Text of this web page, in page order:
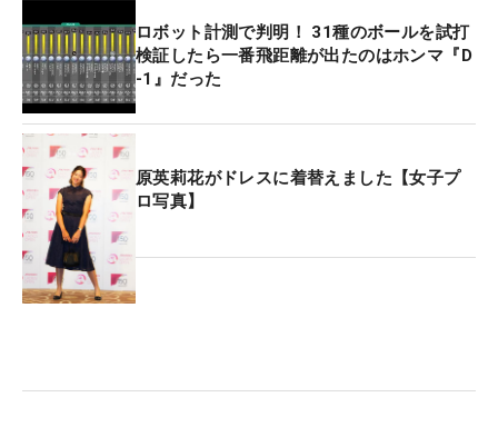
ロボット計測で判明！ 31種のボールを試打
検証したら一番飛距離が出たのはホンマ『D
-1』だった
原英莉花がドレスに着替えました【女子プ
ロ写真】